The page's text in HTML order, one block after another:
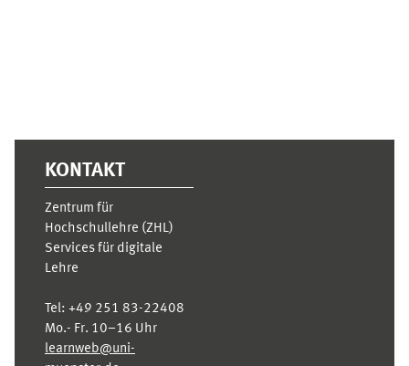
KONTAKT
Zentrum für
Hochschullehre (ZHL)
Services für digitale
Lehre
Tel: +49 251 83-22408
Mo.- Fr. 10–16 Uhr
learnweb@uni-